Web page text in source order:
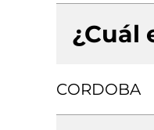
¿Cuál
CORDOBA